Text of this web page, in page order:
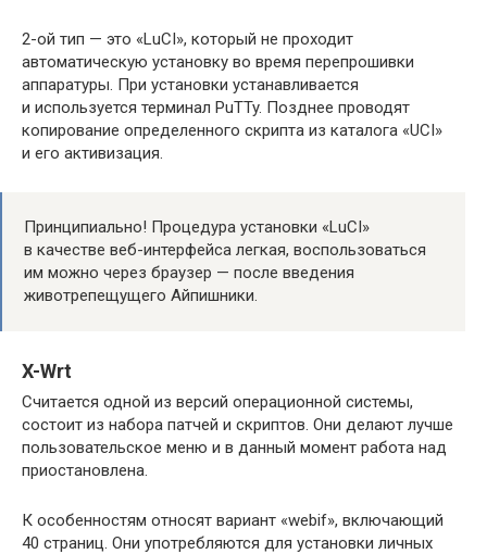
2-ой тип — это «LuCI», который не проходит
автоматическую установку во время перепрошивки
аппаратуры. При установки устанавливается
и используется терминал PuTTy. Позднее проводят
копирование определенного скрипта из каталога «UCI»
и его активизация.
Принципиально! Процедура установки «LuCI»
в качестве веб-интерфейса легкая, воспользоваться
им можно через браузер — после введения
животрепещущего Айпишники.
X-Wrt
Считается одной из версий операционной системы,
состоит из набора патчей и скриптов. Они делают лучше
пользовательское меню и в данный момент работа над
приостановлена.
К особенностям относят вариант «webif», включающий
40 страниц. Они употребляются для установки личных